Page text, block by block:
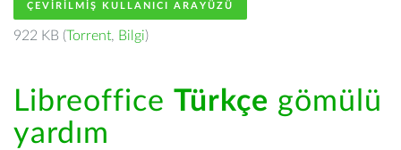
ÇEVIRILMIŞ KULLANICI ARAYÜZÜ
922 KB (Torrent, Bilgi)
Libreoffice Türkçe gömülü
yardım